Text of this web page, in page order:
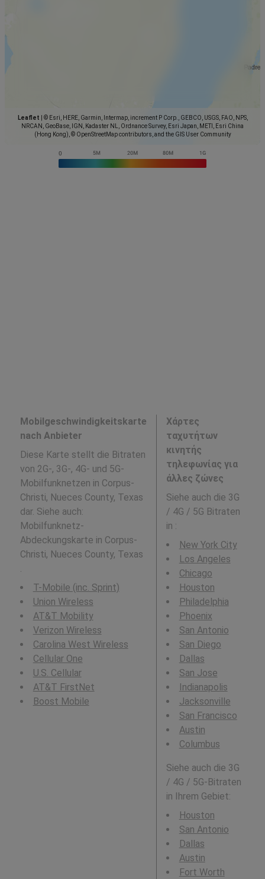
Leaflet
© Esri, HERE, Garmin, Intermap, increment P Corp., GEBCO, USGS, FAO, NPS,
NRCAN, GeoBase, IGN, Kadaster NL, Ordnance Survey, Esri Japan, METI, Esri China
(Hong Kong), © OpenStreetMap contributors, and the GIS User Community
Mobilgeschwindigkeitskarte
nach Anbieter
Diese Karte stellt die Bitraten
von 2G-, 3G-, 4G- und 5G-
Mobilfunknetzen in Corpus-
Christi, Nueces County, Texas
dar. Siehe auch:
Mobilfunknetz-
Abdeckungskarte in Corpus-
Christi, Nueces County, Texas
.
T-Mobile (inc. Sprint)
Union Wireless
AT&T Mobility
Verizon Wireless
Carolina West Wireless
Cellular One
U.S. Cellular
AT&T FirstNet
Boost Mobile
Χάρτες
ταχυτήτων
κινητής
τηλεφωνίας για
άλλες ζώνες
Siehe auch die 3G
/ 4G / 5G Bitraten
in :
New York City
Los Angeles
Chicago
Houston
Philadelphia
Phoenix
San Antonio
San Diego
Dallas
San Jose
Indianapolis
Jacksonville
San Francisco
Austin
Columbus
Siehe auch die 3G
/ 4G / 5G-Bitraten
in Ihrem Gebiet:
Houston
San Antonio
Dallas
Austin
Fort Worth